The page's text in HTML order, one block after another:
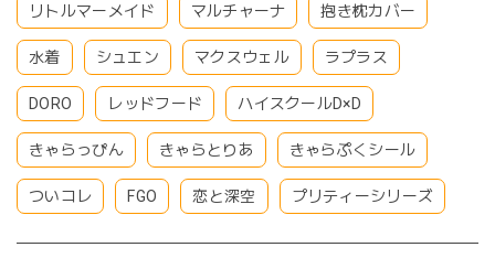
リトルマーメイド マルチャーナ 抱き枕カバー
水着 シュエン マクスウェル ラプラス
DORO レッドフード ハイスクールD×D
きゃらっぴん きゃらとりあ きゃらぷくシール
ついコレ FGO 恋と深空 プリティーシリーズ